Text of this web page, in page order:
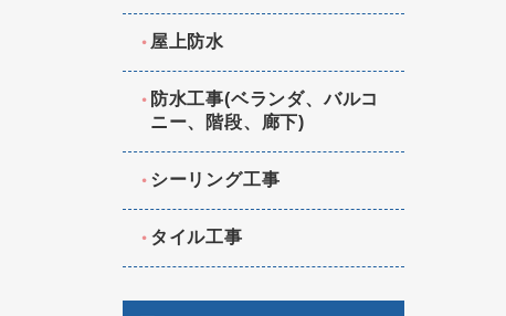
屋上防水
防水工事(ベランダ、バルコ
ニー、階段、廊下)
シーリング工事
タイル工事